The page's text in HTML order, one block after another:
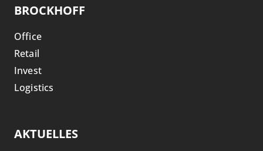
BROCKHOFF
Office
Retail
Invest
Logistics
AKTUELLES